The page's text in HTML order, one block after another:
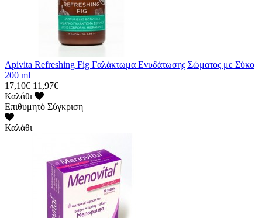
Apivita Refreshing Fig Γαλάκτωμα Ενυδάτωσης Σώματος με Σύκο
200 ml
17,10€ 11,97€
Καλάθι
Επιθυμητό Σύγκριση
Καλάθι